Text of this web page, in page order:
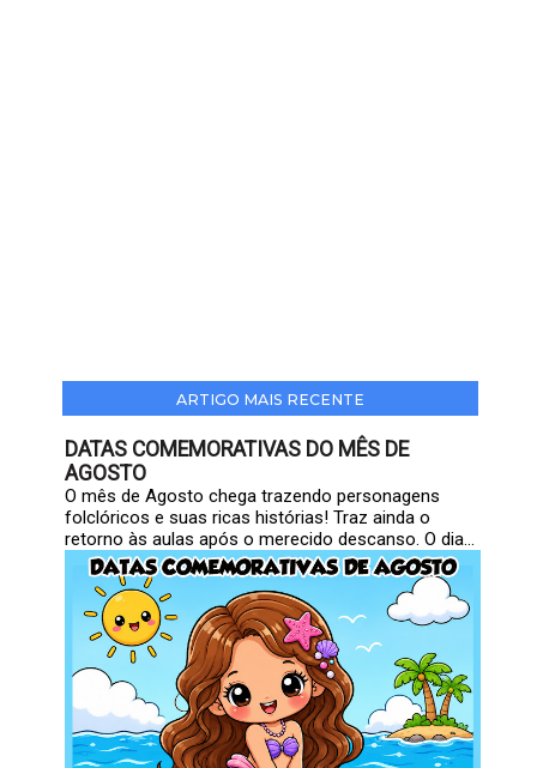
ARTIGO MAIS RECENTE
DATAS COMEMORATIVAS DO MÊS DE
AGOSTO
O mês de Agosto chega trazendo personagens
folclóricos e suas ricas histórias! Traz ainda o
retorno às aulas após o merecido descanso. O dia...